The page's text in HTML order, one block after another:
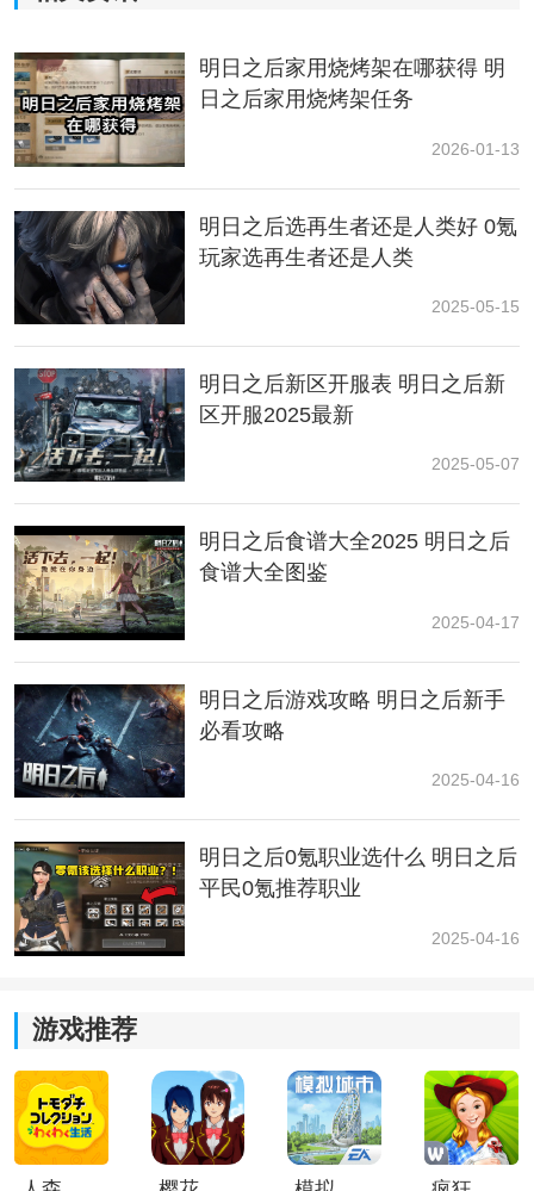
代码八: X6ZcyTgR4YWhQJ+N
代码九: X6YKL4EkQkkhXCmr
代码十一: X6X3KoEkQlfhUqs2
代码十二: X6czJAOR2SsDc25G
代码十三: YNxwQWqzFRrQYbTm
明日之后捏脸码使用方法如下：
1. 进入游戏，点击右上方的【商城】。
2. 在商城中找到上方的【时尚外观】，点击【易容】按
钮。
3. 选择【导入】功能，将获得的捏脸数据代码粘贴到输
入框中即可应用。
明日之后家用烧烤架在哪获得 明
日之后家用烧烤架任务
2026-01-13
明日之后选再生者还是人类好 0氪
玩家选再生者还是人类
2025-05-15
明日之后新区开服表 明日之后新
区开服2025最新
2025-05-07
明日之后食谱大全2025 明日之后
食谱大全图鉴
2025-04-17
明日之后游戏攻略 明日之后新手
必看攻略
2025-04-16
明日之后0氪职业选什么 明日之后
平民0氪推荐职业
2025-04-16
游戏推荐